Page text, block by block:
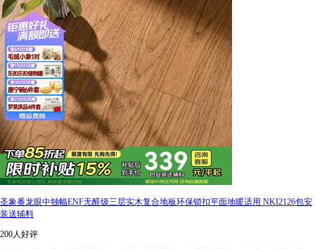
圣象番龙眼中独幅ENF无醛级三层实木复合地板环保锁扣平面地暖适用 NKI2126包安
装送辅料
200人好评